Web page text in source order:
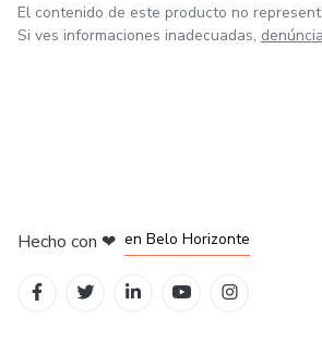
El contenido de este producto no
Si ves informaciones inadecuadas,
Hecho con ❤ en Belo Horizonte